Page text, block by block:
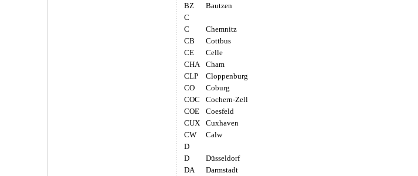
BZ
Bautzen
C
C
Chemnitz
CB
Cottbus
CE
Celle
CHA
Cham
CLP
Cloppenburg
CO
Coburg
COC
Cochern-Zell
COE
Coesfeld
CUX
Cuxhaven
CW
Calw
D
D
Düsseldorf
DA
Darmstadt